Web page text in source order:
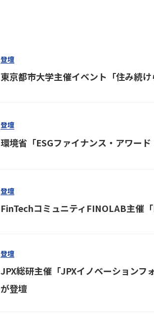
登壇
東京都市大学主催イベント「住み続
登壇
環境省「ESGファイナンス・アワー
登壇
FinTechコミュニティFINOLAB主催
登壇
JPX総研主催「JPXイノベーションフ
が登壇